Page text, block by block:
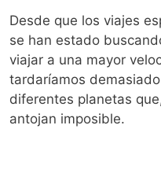
Desde que los viajes
se han estado
viajar a una mayor
tardaríamos
diferentes planetas
antojan imposible.